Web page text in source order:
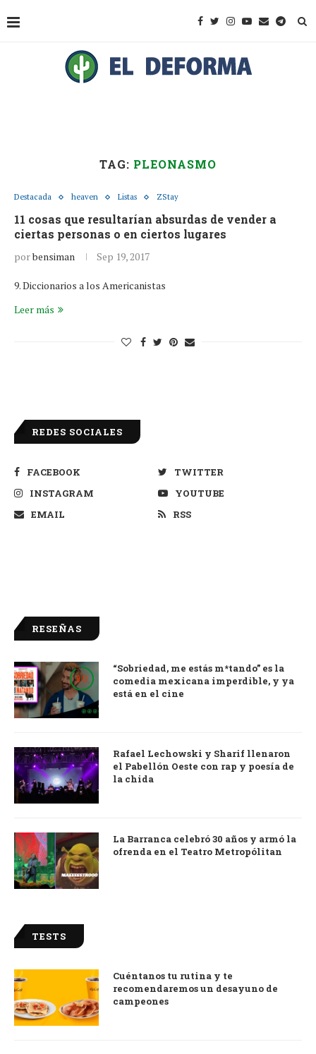
TAG: PLEONASMO
Destacada heaven Listas ZStay
11 cosas que resultarían absurdas de vender a
ciertas personas o en ciertos lugares
porbensiman Sep 19, 2017
9. Diccionarios a los Americanistas
Leer más
REDES SOCIALES
FACEBOOK
TWITTER
INSTAGRAM
YOUTUBE
EMAIL
RSS
RESEÑAS
9.0
“Sobriedad, me estás m*tando” es la
comedia mexicana imperdible, y ya
está en el cine
Rafael Lechowski y Sharif llenaron
el Pabellón Oeste con rap y poesía de
la chida
La Barranca celebró 30 años y armó la
ofrenda en el Teatro Metropólitan
TESTS
Cuéntanos tu rutina y te
recomendaremos un desayuno de
campeones